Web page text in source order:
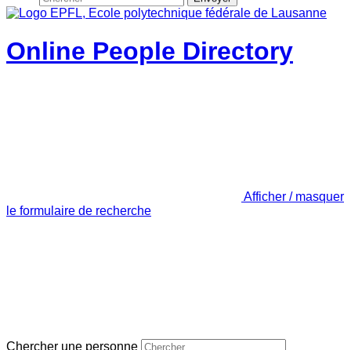
Online People Directory
Afficher / masquer
le formulaire de recherche
Chercher une personne